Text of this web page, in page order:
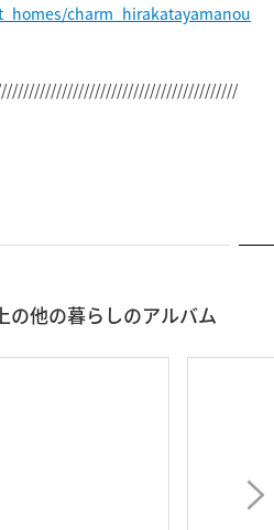
charm_hirakatayamanou
の他の暮らしのアルバム